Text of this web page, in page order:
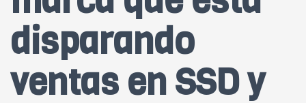
disparando
ventas en SSD y